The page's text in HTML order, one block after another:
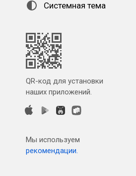
Системная тема
QR-код для установки
наших приложений.
Мы используем
рекомендации.